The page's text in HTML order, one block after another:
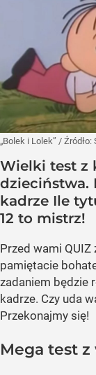
„Bolek i Lolek” / Źródło:
Wielki test z
dzieciństwa.
kadrze Ile
12 to mistrz!
Przed wami
pamiętacie
zadaniem będzie
kadrze. Czy uda
Przekonajmy się!
Mega test